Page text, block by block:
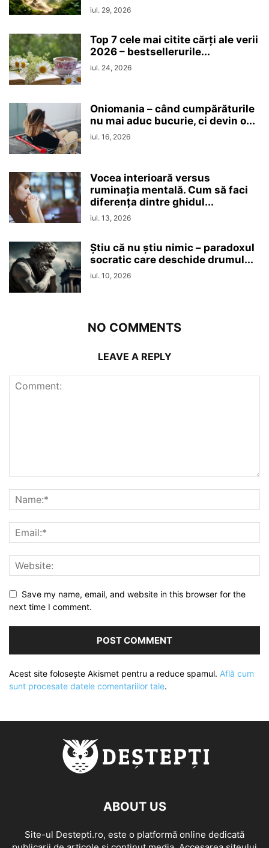
iul. 29, 2026
Top 7 cele mai citite cărți ale verii
2026 – bestsellerurile...
iul. 24, 2026
Oniomania – când cumpărăturile
nu mai aduc bucurie, ci devin o...
iul. 16, 2026
Vocea interioară versus
ruminaţia mentală. Cum să faci
diferența dintre ghidul...
iul. 13, 2026
Ştiu că nu ştiu nimic – paradoxul
socratic care deschide drumul...
iul. 10, 2026
NO COMMENTS
LEAVE A REPLY
Save my name, email, and website in this browser for the
next time I comment.
Acest site folosește Akismet pentru a reduce spamul. Află cum
sunt procesate datele comentariilor tale.
ABOUT US
Site-ul Destepti.ro, este o platformă online dedicată